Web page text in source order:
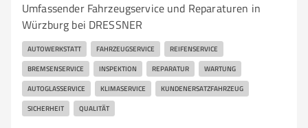
Umfassender Fahrzeugservice und Reparaturen in
Würzburg bei DRESSNER
AUTOWERKSTATT FAHRZEUGSERVICE REIFENSERVICE
BREMSENSERVICE INSPEKTION REPARATUR WARTUNG
AUTOGLASSERVICE KLIMASERVICE KUNDENERSATZFAHRZEUG
SICHERHEIT QUALITÄT